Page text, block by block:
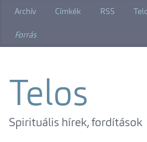
Archív Címkék RSS
Forrás
Telos
Spirituális hírek, fordítások